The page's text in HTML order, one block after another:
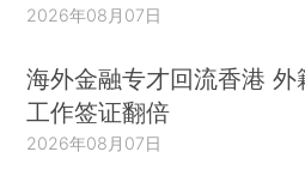
2026年08月07日
海外金融专才回流香港 外
工作签证翻倍
2026年08月07日